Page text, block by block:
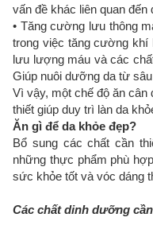
vấn đề khác liên quan đến
• Tăng cường lưu thông
trong việc tăng cường khí
lưu lượng máu và các
Giúp nuôi dưỡng da từ
Vì vậy, một chế độ ăn cân
thiết giúp duy trì làn da
Ăn gì để da khỏe đẹp?
Bổ sung các chất cần
những thực phẩm phù
sức khỏe tốt và vóc dáng
Các chất dinh dưỡng